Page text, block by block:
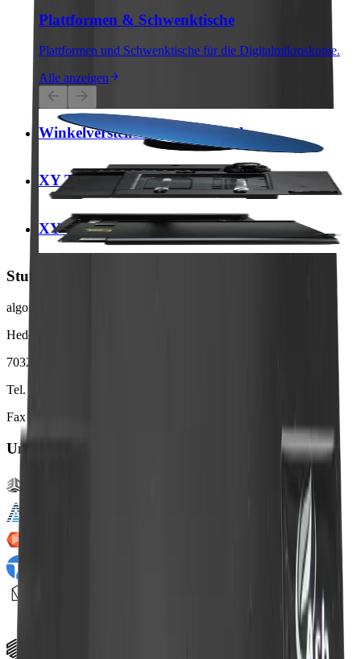
Plattformen & Schwenktische
Plattformen und Schwenktische für die Digitalmikroskopie.
Alle anzeigen
Winkelverstellbarer Objekttisch
XY Tisch mit Feintrieb für Durchlicht
XY Tisch
Stuttgart
algona GmbH Headquarters
Hedelfinger Straße 55
70327 Stuttgart
Tel. +49 711 217 282 73
Fax +49 711 217 282 79
Unsere Partner